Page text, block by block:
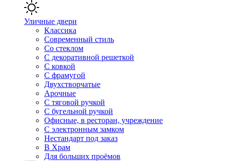
Уличные двери
Классика
Современный стиль
Со стеклом
С декоративной решеткой
С ковкой
С фрамугой
Двухстворчатые
Арочные
С тяговой ручкой
С бугельной ручкой
Офисные, в ресторан, учреждение
С электронным замком
Нестандарт под заказ
В Храм
Для больших проёмов